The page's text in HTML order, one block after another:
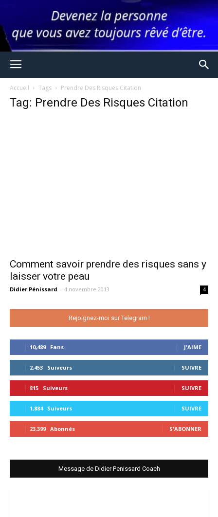
Accueil Tags Prendre Des Risques Citation
Tag: Prendre Des Risques Citation
Comment savoir prendre des risques sans y
laisser votre peau
Didier Pénissard - 4 novembre 2013 4
Rejoignez-moi sur Telegram !
10,489 Fans J'AIME
2,453 Suiveurs SUIVRE
815 Suiveurs SUIVRE
1,884 Suiveurs SUIVRE
23,399 Abonnés S'ABONNER
Message de Didier Penissard Coach